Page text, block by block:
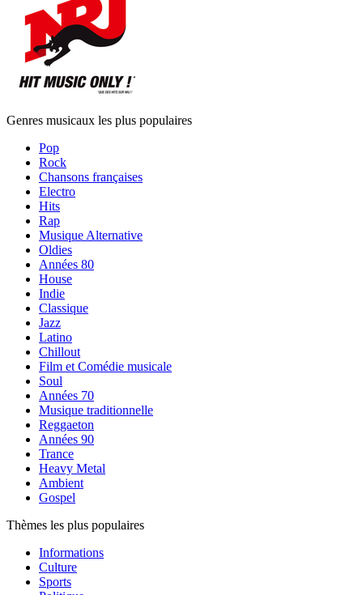
Genres musicaux les plus populaires
Pop
Rock
Chansons françaises
Electro
Hits
Rap
Musique Alternative
Oldies
Années 80
House
Indie
Classique
Jazz
Latino
Chillout
Film et Comédie musicale
Soul
Années 70
Musique traditionnelle
Reggaeton
Années 90
Trance
Heavy Metal
Ambient
Gospel
Thèmes les plus populaires
Informations
Culture
Sports